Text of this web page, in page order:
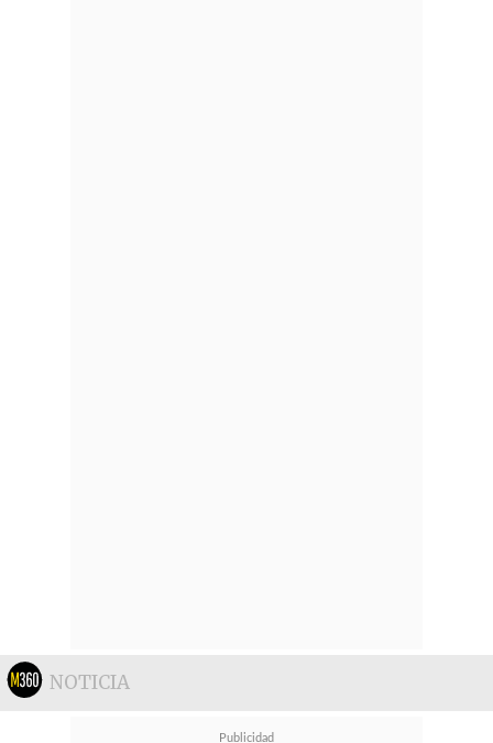
NOTICIA